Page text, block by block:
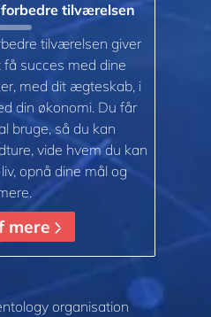
tilværelsen
tilværelsen giver
succes med dine
med dit ægteskab, i
din økonomi. Du får
bruge, så du kan
vide hvem du kan
opnå dine mål og
mere
organisation